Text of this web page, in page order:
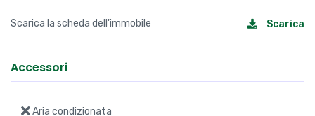
Scarica la scheda dell'immobile Scarica
Accessori
Aria condizionata